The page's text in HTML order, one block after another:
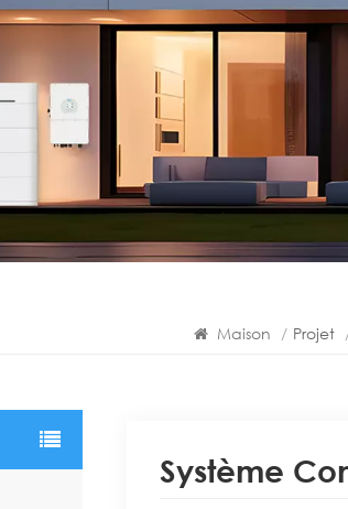
Maison / Projet
Système